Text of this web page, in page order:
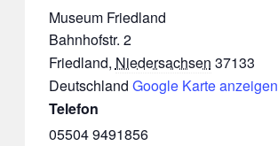
Museum Friedland
Bahnhofstr. 2
Friedland, Niedersachsen 37133
Deutschland Google Karte anzeigen
Telefon
05504 9491856